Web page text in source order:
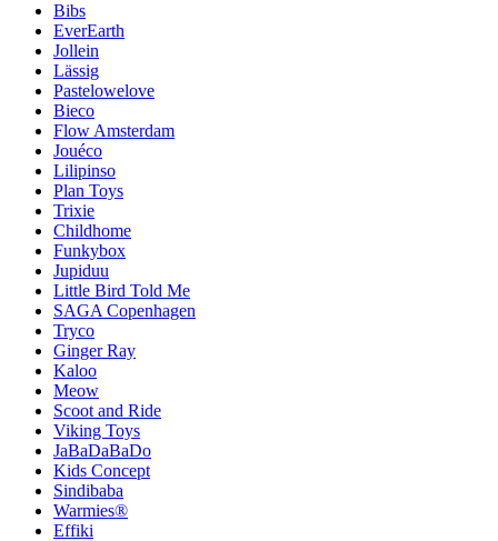
Bibs
EverEarth
Jollein
Lässig
Pastelowelove
Bieco
Flow Amsterdam
Jouéco
Lilipinso
Plan Toys
Trixie
Childhome
Funkybox
Jupiduu
Little Bird Told Me
SAGA Copenhagen
Tryco
Ginger Ray
Kaloo
Meow
Scoot and Ride
Viking Toys
JaBaDaBaDo
Kids Concept
Sindibaba
Warmies®
Effiki